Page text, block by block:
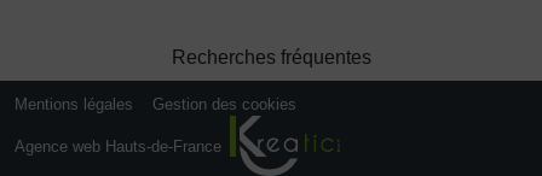
Recherches fréquentes
Mentions légales Gestion des cookies
Agence web Hauts-de-France